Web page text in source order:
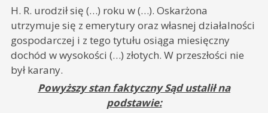
H. R. urodził się (…) roku w (…). Oskarżona
utrzymuje się z emerytury oraz własnej działalności
gospodarczej i z tego tytułu osiąga miesięczny
dochód w wysokości (…) złotych. W przeszłości nie
był karany.
Powyższy stan faktyczny Sąd ustalił na
podstawie: